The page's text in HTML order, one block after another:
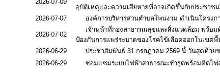
2026-07-09
อุบัติเหตุและความเสียหายที่อาจเกิดขึ้นกับประชาช
2026-07-07
องค์การบริหารส่วนตำบลโพนงาม ดำเนินโครง
2026-07-02
เจ้าหน้าที่กองสาธารณสุขและสิ่งแวดล้อม พร้อ
ป้องกันการแพร่ระบาดของโรคไข้เลือดออกในเขต
2026-06-29
ประชาสัมพันธ์ 31 กรกฎาคม 2569 นี้ วันสุดท้าย
2026-06-29
ซ่อมแซมระบบไฟฟ้าสาธารณะชำรุดพร้อมติดไฟ